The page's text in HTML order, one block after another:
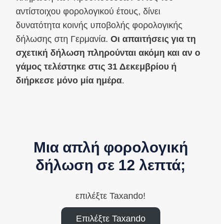
αντίστοιχου φορολογικού έτους, δίνει
δυνατότητα κοινής υποβολής φορολογικής
δήλωσης στη Γερμανία. Οι απαιτήσεις για τη
σχετική δήλωση πληρούνται ακόμη και αν ο
γάμος τελέστηκε στις 31 Δεκεμβρίου ή
διήρκεσε μόνο μία ημέρα.
Μια απλή φορολογική
δήλωση σε 12 λεπτά;
επιλέξτε Taxando!
Επιλέξτε Taxando